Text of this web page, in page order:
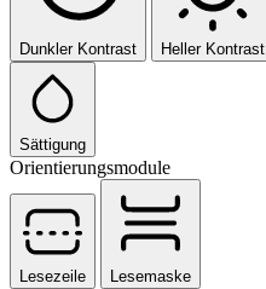
Dunkler Kontrast Heller Kontrast
Sättigung
Orientierungsmodule
Lesezeile
Lesemaske